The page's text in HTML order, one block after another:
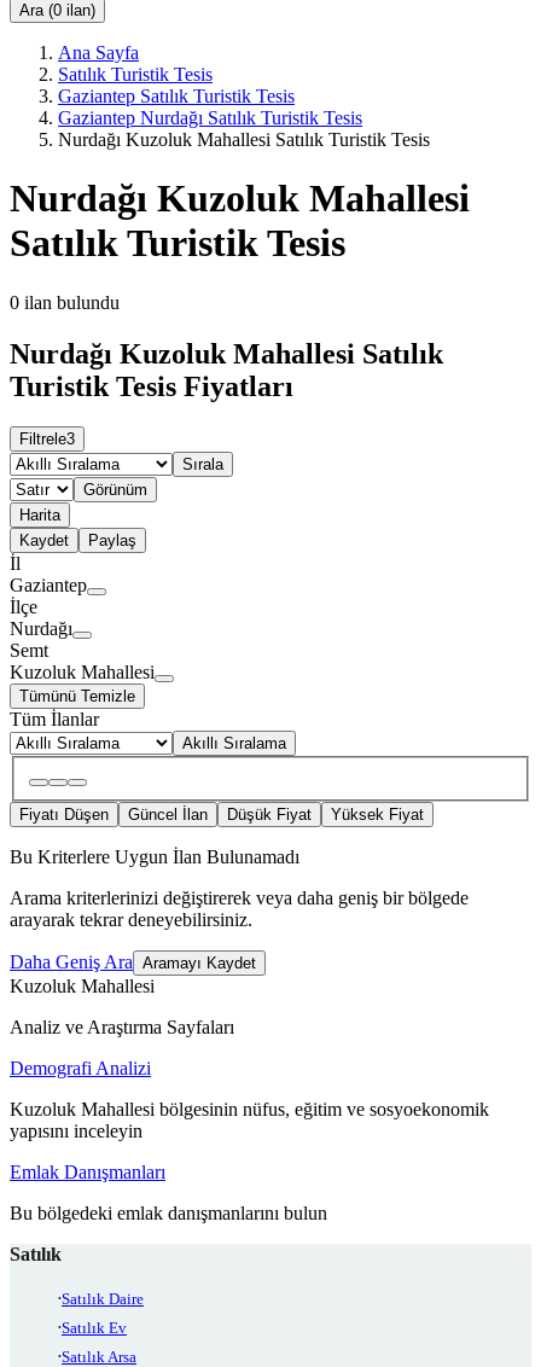
Ara (0 ilan)
Ana Sayfa
Satılık Turistik Tesis
Gaziantep Satılık Turistik Tesis
Gaziantep Nurdağı Satılık Turistik Tesis
Nurdağı Kuzoluk Mahallesi Satılık Turistik Tesis
Nurdağı Kuzoluk Mahallesi
Satılık Turistik Tesis
0 ilan bulundu
Nurdağı Kuzoluk Mahallesi Satılık
Turistik Tesis Fiyatları
Filtrele3
Sırala
Görünüm
Harita
Kaydet
Paylaş
İl
Gaziantep
İlçe
Nurdağı
Semt
Kuzoluk Mahallesi
Tümünü Temizle
Tüm İlanlar
Akıllı Sıralama
Fiyatı Düşen Güncel İlan Düşük Fiyat Yüksek Fiyat
Bu Kriterlere Uygun İlan Bulunamadı
Arama kriterlerinizi değiştirerek veya daha geniş bir bölgede
arayarak tekrar deneyebilirsiniz.
Daha Geniş Ara Aramayı Kaydet
Kuzoluk Mahallesi
Analiz ve Araştırma Sayfaları
Demografi Analizi
Kuzoluk Mahallesi bölgesinin nüfus, eğitim ve sosyoekonomik
yapısını inceleyin
Emlak Danışmanları
Bu bölgedeki emlak danışmanlarını bulun
Satılık
Satılık Daire
Satılık Ev
Satılık Arsa